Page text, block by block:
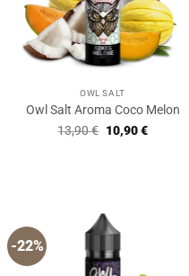
OWL SALT
Owl Salt Aroma Coco Melon
13,90€ Ursprünglicher
Preis
10,90€Aktueller
-22%